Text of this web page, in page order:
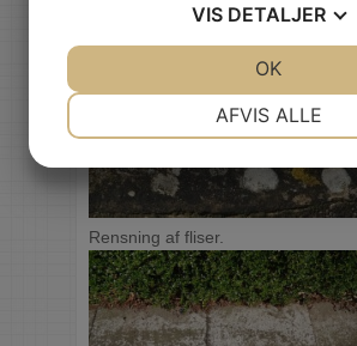
Rensning af fliser.​
VIS DETALJER
MARKETING
AFVIS ALLE
OK